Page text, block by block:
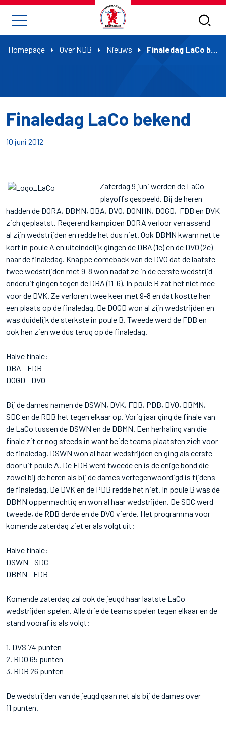
Homepage Over NDB Nieuws Finaledag LaCo bekend
Finaledag LaCo bekend
10 juni 2012
Zaterdag 9 juni werden de LaCo
playoffs gespeeld. Bij de heren
hadden de DORA, DBMN, DBA, DVO, DONHN, DOGD, FDB en DVK
zich geplaatst. Regerend kampioen DORA verloor verrassend
al zijn wedstrijden en redde het dus niet. Ook DBMN kwam net te
kort in poule A en uiteindelijk gingen de DBA (1e) en de DVO (2e)
naar de finaledag. Knappe comeback van de DVO dat de laatste
twee wedstrijden met 9-8 won nadat ze in de eerste wedstrijd
onderuit gingen tegen de DBA (11-6). In poule B zat het niet mee
voor de DVK. Ze verloren twee keer met 9-8 en dat kostte hen
een plaats op de finaledag. De DOGD won al zijn wedstrijden en
was duidelijk de sterkste in poule B. Tweede werd de FDB en
ook hen zien we dus terug op de finaledag.
Halve finale:
DBA - FDB
DOGD - DVO
Bij de dames namen de DSWN, DVK, FDB, PDB, DVO, DBMN,
SDC en de RDB het tegen elkaar op. Vorig jaar ging de finale van
de LaCo tussen de DSWN en de DBMN. Een herhaling van die
finale zit er nog steeds in want beide teams plaatsten zich voor
de finaledag. DSWN won al haar wedstrijden en ging als eerste
door uit poule A. De FDB werd tweede en is de enige bond die
zowel bij de heren als bij de dames vertegenwoordigd is tijdens
de finaledag. De DVK en de PDB redde het niet. In poule B was de
DBMN oppermachtig en won al haar wedstrijden. De SDC werd
tweede, de RDB derde en de DVO vierde. Het programma voor
komende zaterdag ziet er als volgt uit:
Halve finale:
DSWN - SDC
DBMN - FDB
Komende zaterdag zal ook de jeugd haar laatste LaCo
wedstrijden spelen. Alle drie de teams spelen tegen elkaar en de
stand vooraf is als volgt:
1. DVS 74 punten
2. RDO 65 punten
3. RDB 26 punten
De wedstrijden van de jeugd gaan net als bij de dames over
11 punten.